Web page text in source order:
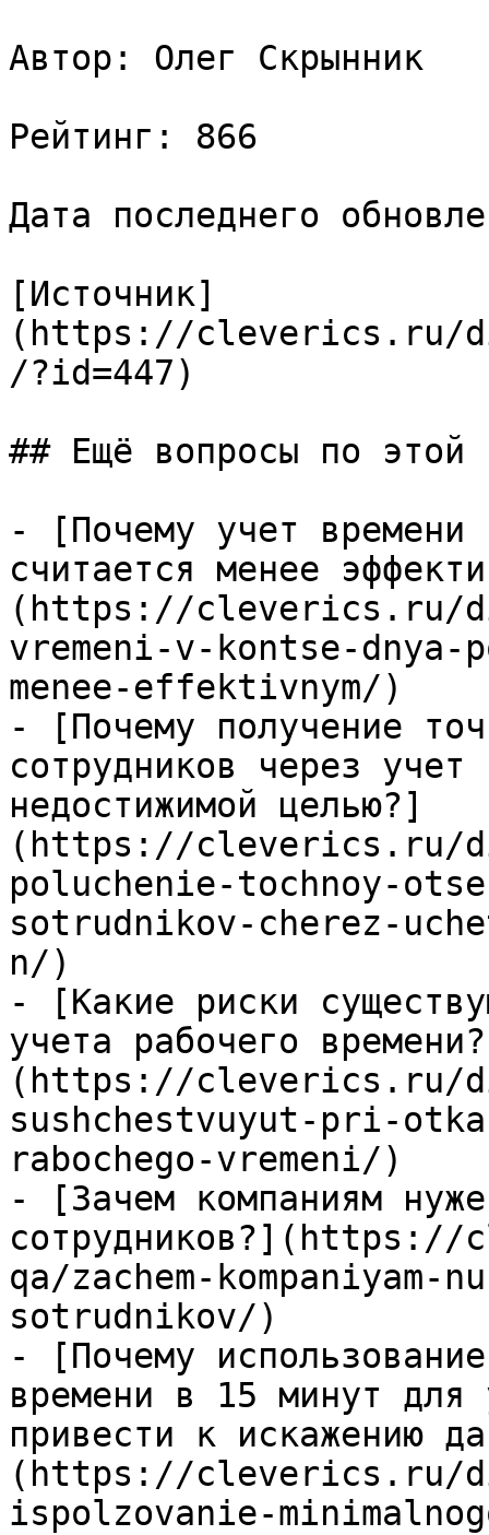
Автор: Олег Скрынник
Рейтинг: 866
Дата последнего
[Источник]
(https://cleverics.ru/
/?id=447)
## Ещё вопросы по этой
- [Почему учет времени
считается менее
(https://cleverics.ru/
vremeni-v-kontse-
menee-effektivnym/)
- [Почему получение
сотрудников через учет
недостижимой целью?]
(https://cleverics.ru/
poluchenie-tochnoy-
sotrudnikov-cherez-
n/)
- [Какие риски
учета рабочего
(https://cleverics.ru/
sushchestvuyut-pri-
rabochego-vremeni/)
- [Зачем компаниям
qa/zachem-
sotrudnikov/)
- [Почему
времени в 15 минут для
привести к искажению
(https://cleverics.ru/
ispolzovanie-